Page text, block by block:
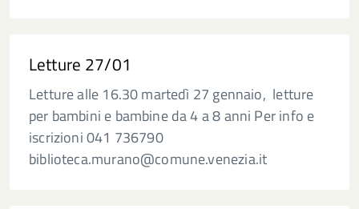
Letture 27/01
Letture alle 16.30 martedì 27 gennaio, letture
per bambini e bambine da 4 a 8 anni Per info e
iscrizioni 041 736790
biblioteca.murano@comune.venezia.it